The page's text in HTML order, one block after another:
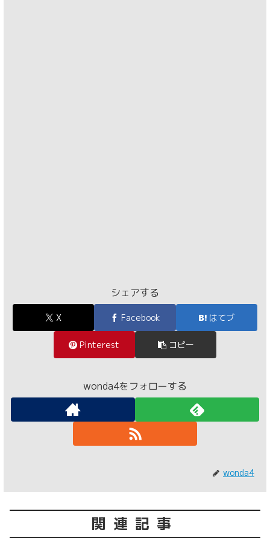
シェアする
X Facebook はてブ
Pinterest コピー
wonda4をフォローする
wonda4
関連記事